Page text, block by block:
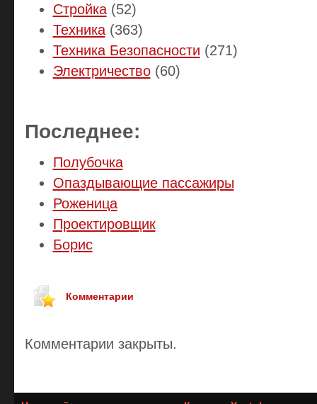
Стройка(52)
Техника(363)
Техника Безопасности (271)
Электричество(60)
Последнее:
Полубочка
Опаздывающие пассажиры
Роженица
Проектировщик
Борис
Комментарии
Комментарии закрыты.